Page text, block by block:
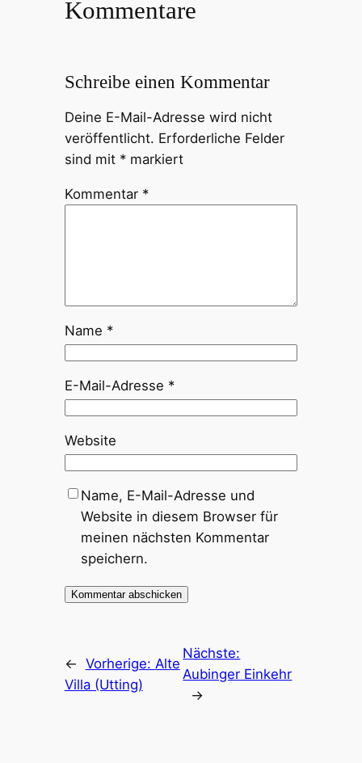
Kommentare
Schreibe einen Kommentar
Deine E-Mail-Adresse wird nicht
veröffentlicht. Erforderliche Felder
sind mit *markiert
Kommentar *
Name *
E-Mail-Adresse *
Website
Name, E-Mail-Adresse und
Website in diesem Browser für
meinen nächsten Kommentar
speichern.
← Vorherige: Alte
Villa (Utting)
Nächste:
Aubinger Einkehr
→